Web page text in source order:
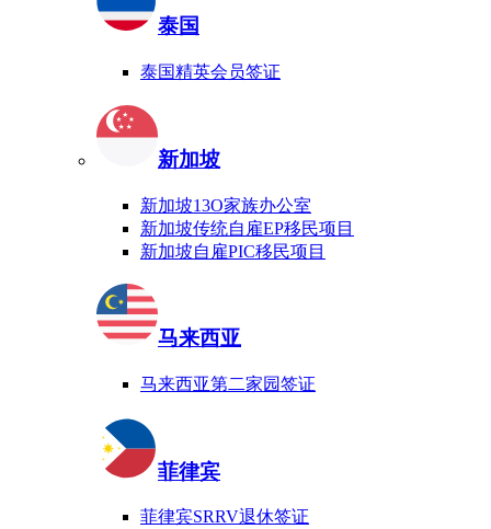
泰国
泰国精英会员签证
新加坡
新加坡13O家族办公室
新加坡传统自雇EP移民项目
新加坡自雇PIC移民项目
马来西亚
马来西亚第二家园签证
菲律宾
菲律宾SRRV退休签证